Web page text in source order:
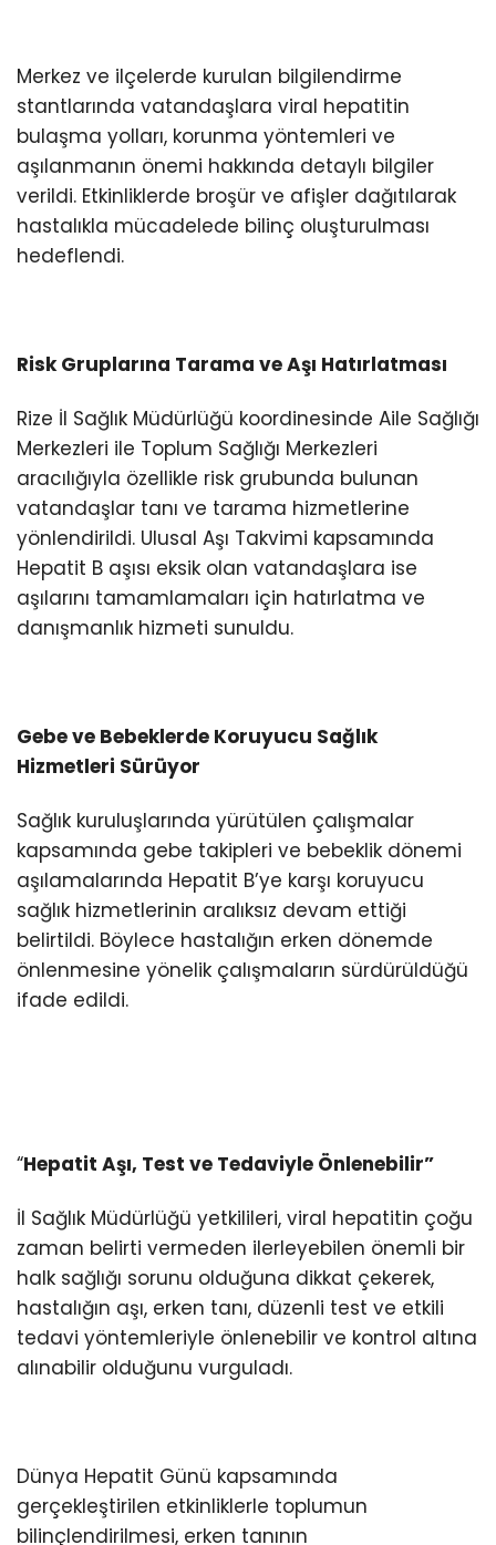
Merkez ve ilçelerde kurulan bilgilendirme
stantlarında vatandaşlara viral hepatitin
bulaşma yolları, korunma yöntemleri ve
aşılanmanın önemi hakkında detaylı bilgiler
verildi. Etkinliklerde broşür ve afişler dağıtılarak
hastalıkla mücadelede bilinç oluşturulması
hedeflendi.
Risk Gruplarına Tarama ve Aşı Hatırlatması
Rize İl Sağlık Müdürlüğü koordinesinde Aile Sağlığı
Merkezleri ile Toplum Sağlığı Merkezleri
aracılığıyla özellikle risk grubunda bulunan
vatandaşlar tanı ve tarama hizmetlerine
yönlendirildi. Ulusal Aşı Takvimi kapsamında
Hepatit B aşısı eksik olan vatandaşlara ise
aşılarını tamamlamaları için hatırlatma ve
danışmanlık hizmeti sunuldu.
Gebe ve Bebeklerde Koruyucu Sağlık
Hizmetleri Sürüyor
Sağlık kuruluşlarında yürütülen çalışmalar
kapsamında gebe takipleri ve bebeklik dönemi
aşılamalarında Hepatit B’ye karşı koruyucu
sağlık hizmetlerinin aralıksız devam ettiği
belirtildi. Böylece hastalığın erken dönemde
önlenmesine yönelik çalışmaların sürdürüldüğü
ifade edildi.
“Hepatit Aşı, Test ve Tedaviyle Önlenebilir”
İl Sağlık Müdürlüğü yetkilileri, viral hepatitin çoğu
zaman belirti vermeden ilerleyebilen önemli bir
halk sağlığı sorunu olduğuna dikkat çekerek,
hastalığın aşı, erken tanı, düzenli test ve etkili
tedavi yöntemleriyle önlenebilir ve kontrol altına
alınabilir olduğunu vurguladı.
Dünya Hepatit Günü kapsamında
gerçekleştirilen etkinliklerle toplumun
bilinçlendirilmesi, erken tanının